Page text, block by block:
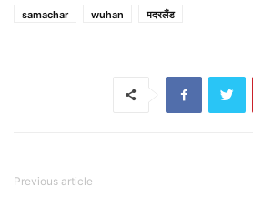
samachar
wuhan मदरलैंड
Previous article